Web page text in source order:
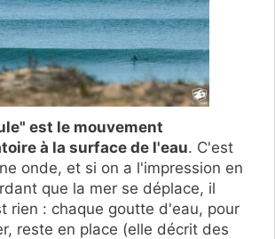
est le mouvement
à la surface de l'eau. C'est
onde, et si on a l'impression en
que la mer se déplace, il
rien : chaque goutte d'eau, pour
reste en place (elle décrit des